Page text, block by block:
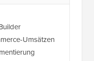
Umsätzen